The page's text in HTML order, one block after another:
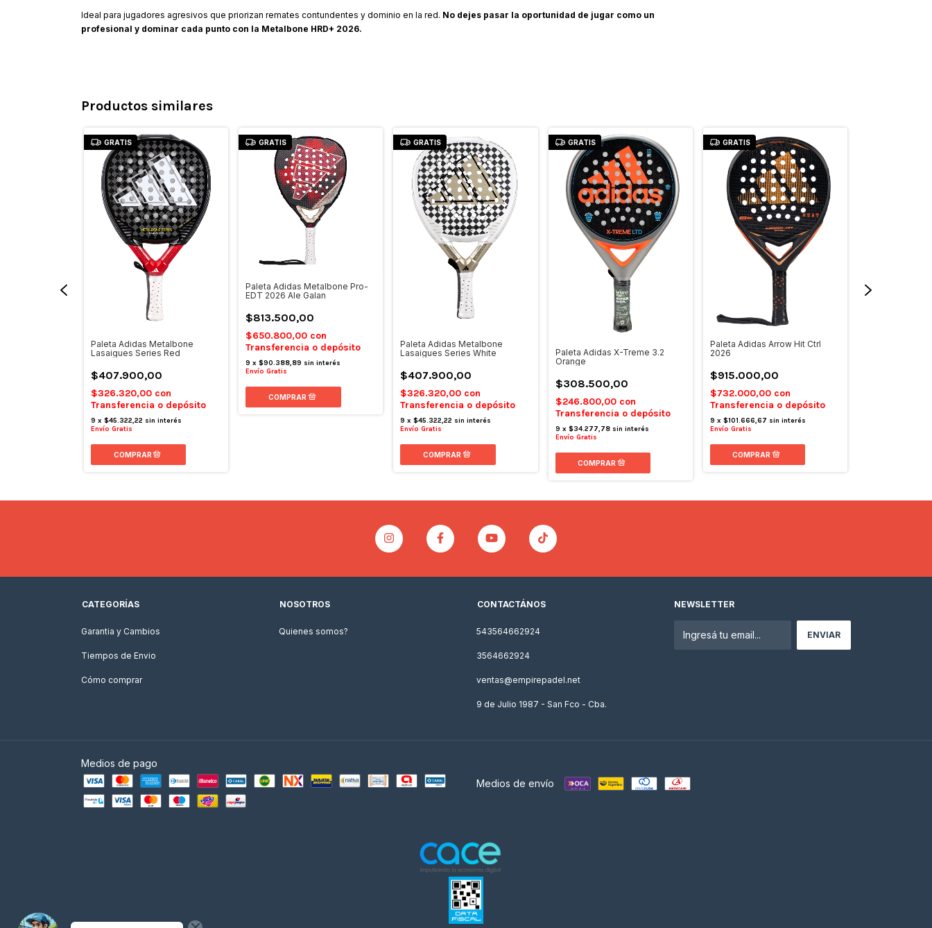
Ideal para jugadores agresivos que priorizan remates contundentes y dominio en la red. No dejes pasar la oportunidad de jugar como un
profesional y dominar cada punto con la Metalbone HRD+ 2026.
Productos similares
GRATIS
Paleta Adidas Metalbone
Lasaigues Series Red
$407.900,00
$326.320,00 con
Transferencia o depósito
9 x $45.322,22 sin interés
Envío Gratis
GRATIS
Paleta Adidas Metalbone Pro-
EDT 2026 Ale Galan
$813.500,00
$650.800,00 con
Transferencia o depósito
9 x$90.388,89 sin interés
Envío Gratis
GRATIS
Paleta Adidas Metalbone
Lasaigues Series White
$407.900,00
$326.320,00 con
Transferencia o depósito
9 x$45.322,22 sin interés
Envío Gratis
GRATIS
Paleta Adidas X-Treme 3.2
Orange
$308.500,00
$246.800,00 con
Transferencia o depósito
9 x $34.277,78 sin interés
Envío Gratis
GRATIS
Paleta Adidas Arrow Hit Ctrl
2026
$915.000,00
$732.000,00 con
Transferencia o depósito
9 x $101.666,67 sin interés
Envío Gratis
CATEGORÍAS
Garantia y Cambios
Tiempos de Envio
Cómo comprar
NOSOTROS
Quienes somos?
CONTACTÁNOS
543564662924
3564662924
ventas@empirepadel.net
9 de Julio 1987 - San Fco - Cba.
NEWSLETTER
Medios de pago
Medios de envío